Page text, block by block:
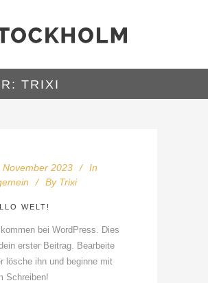
TRIXI
November 2023
In
By Trixi
WELT!
bei WordPress. Dies
erster Beitrag. Bearbeite
lösche ihn und beginne mit
Schreiben!